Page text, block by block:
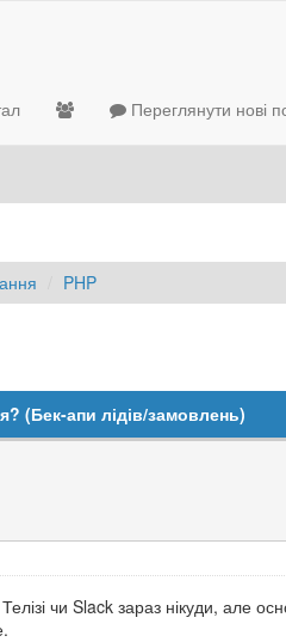
Переглянути нові
PHP
(Бек-апи лідів/замовлень)
чи Slack зараз нікуди, але